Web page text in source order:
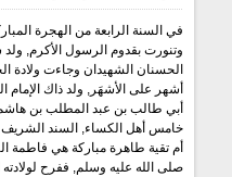
في السنة الرابعة من الهجرة
وتنورت بقدوم الرسول الأكرم,
الحسنان الشهيدان وجاءت
أشهر على الأشهَر, ولد ذاك الإمام
أبي طالب بن عبد المطلب بن
خامس أهل الكساء, السند الشريف
أم تقية طاهرة مباركة هي فاطمة
صلى الله عليه وسلم, ففرح